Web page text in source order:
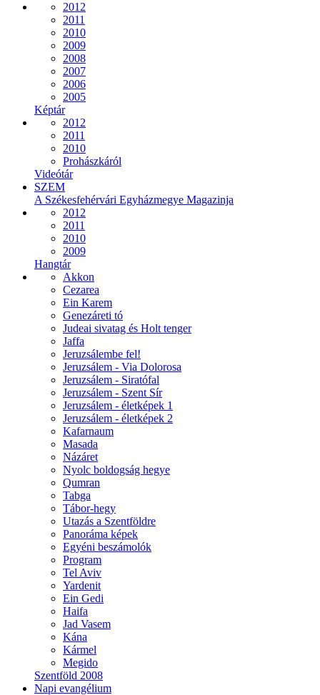
2012
2011
2010
2009
2008
2007
2006
2005
Képtár
2012
2011
2010
Prohászkáról
Videótár
SZEM
A Székesfehérvári Egyházmegye Magazinja
2012
2011
2010
2009
Hangtár
Akkon
Cezarea
Ein Karem
Genezáreti tó
Judeai sivatag és Holt tenger
Jaffa
Jeruzsálembe fel!
Jeruzsálem - Via Dolorosa
Jeruzsálem - Siratófal
Jeruzsálem - Szent Sír
Jeruzsálem - életképek 1
Jeruzsálem - életképek 2
Kafarnaum
Masada
Názáret
Nyolc boldogság hegye
Qumran
Tabga
Tábor-hegy
Utazás a Szentföldre
Panoráma képek
Egyéni beszámolók
Program
Tel Aviv
Yardenit
Ein Gedi
Haifa
Jad Vasem
Kána
Kármel
Megido
Szentföld 2008
Napi evangélium